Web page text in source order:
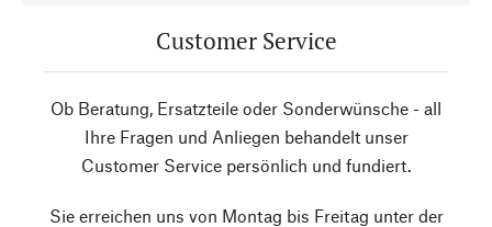
Customer Service
Ob Beratung, Ersatzteile oder Sonderwünsche - all
Ihre Fragen und Anliegen behandelt unser
Customer Service persönlich und fundiert.
Sie erreichen uns von Montag bis Freitag unter der